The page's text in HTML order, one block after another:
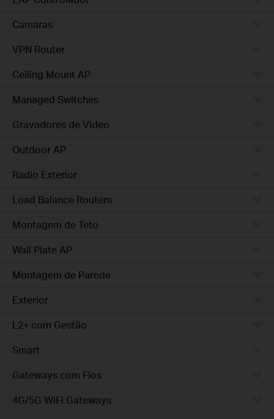
Camaras
VPN Router
Ceiling Mount AP
Managed Switches
Gravadores de Video
Outdoor AP
Radio Exterior
Load Balance Routers
Montagem de Teto
Wall Plate AP
Montagem de Parede
Exterior
L2+ com Gestão
Smart
Gateways com Fios
4G/5G WiFi Gateways